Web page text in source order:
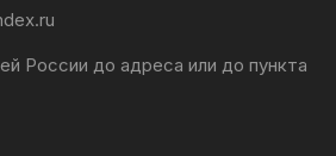
России до адреса или до пункта